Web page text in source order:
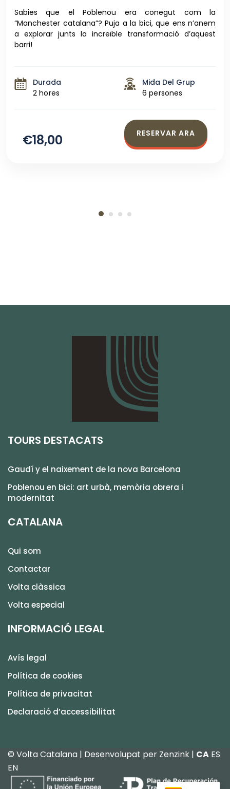
Sabies que el Poblenou era conegut com la
“Manchester catalana”? Puja a la bici, que ens n’anem
a explorar junts la increïble transformació d’aquest
barri!
Durada
2 hores
Mida Del Grup
6 persones
€18,00 RESERVAR ARA
TOURS DESTACATS
Gaudí y el naixement de la nova Barcelona
Poblenou en bici: art urbà, memòria obrera i
modernitat
CATALANA
Qui som
Contactar
Volta clàssica
Volta especial
INFORMACIÓ LEGAL
Avís legal
Política de cookies
Política de privacitat
Declaració d’accessibilitat
© Volta Catalana | Desenvolupat per Zenzink | CA ES
EN